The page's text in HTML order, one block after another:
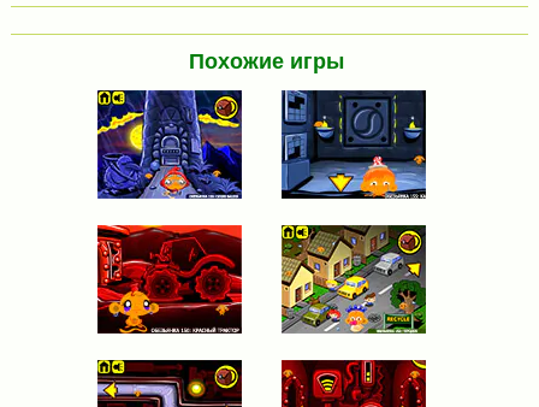
Похожие игры